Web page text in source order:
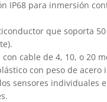
IP68 para inmersión
que soporta
cable de 4, 10, o 20
con peso de acero
sensores individuales